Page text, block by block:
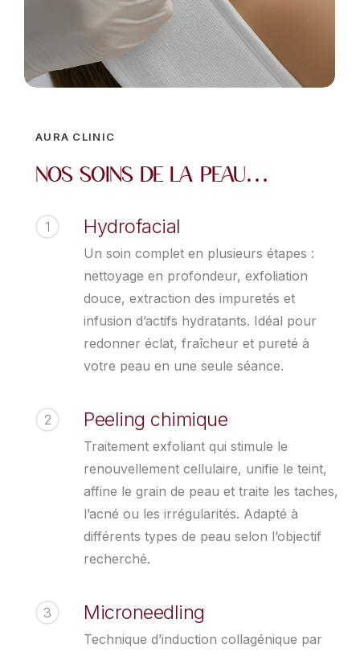
AURA CLINIC
Nos soins de la peau…
1 Hydrofacial
Un soin complet en plusieurs étapes :
nettoyage en profondeur, exfoliation
douce, extraction des impuretés et
infusion d’actifs hydratants. Idéal pour
redonner éclat, fraîcheur et pureté à
votre peau en une seule séance.
2 Peeling chimique
Traitement exfoliant qui stimule le
renouvellement cellulaire, unifie le teint,
affine le grain de peau et traite les taches,
l’acné ou les irrégularités. Adapté à
différents types de peau selon l’objectif
recherché.
3 Microneedling
Technique d’induction collagénique par